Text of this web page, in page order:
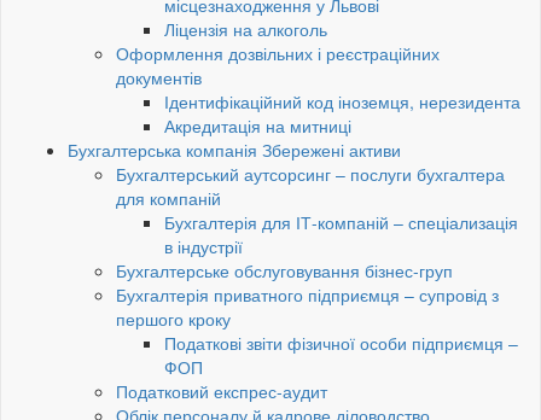
місцезнаходження у Львові
Ліцензія на алкоголь
Оформлення дозвільних і реєстраційних
документів
Ідентифікаційний код іноземця, нерезидента
Акредитація на митниці
Бухгалтерська компанія Збережені активи
Бухгалтерський аутсорсинг – послуги бухгалтера
для компаній
Бухгалтерія для ІТ-компаній – спеціализація
в індустрії
Бухгалтерське обслуговування бізнес-груп
Бухгалтерія приватного підприємця – супровід з
першого кроку
Податкові звіти фізичної особи підприємця –
ФОП
Податковий експрес-аудит